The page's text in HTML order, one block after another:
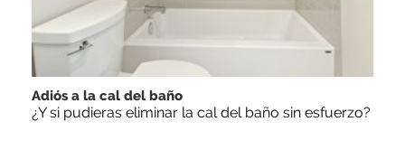
Adiós a la cal del baño
¿Y si pudieras eliminar la cal del baño sin esfuerzo?